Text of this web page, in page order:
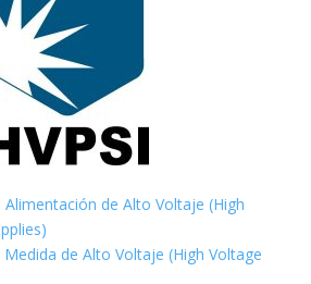
Alimentación de Alto Voltaje (High
Medida de Alto Voltaje (High Voltage